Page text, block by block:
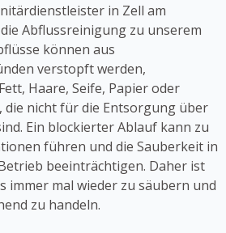
in Zell am
Abflussreinigung zu unserem
können aus
verstopft werden,
Haare, Seife, Papier oder
die nicht für die Entsorgung über
Ein blockierter Ablauf kann zu
führen und die Sauberkeit in
beeinträchtigen. Daher ist
immer mal wieder zu säubern und
zu handeln.